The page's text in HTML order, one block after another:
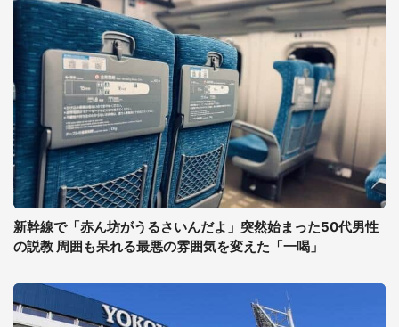
新幹線で「赤ん坊がうるさいんだよ」突然始まった50代男性
の説教 周囲も呆れる最悪の雰囲気を変えた「一喝」